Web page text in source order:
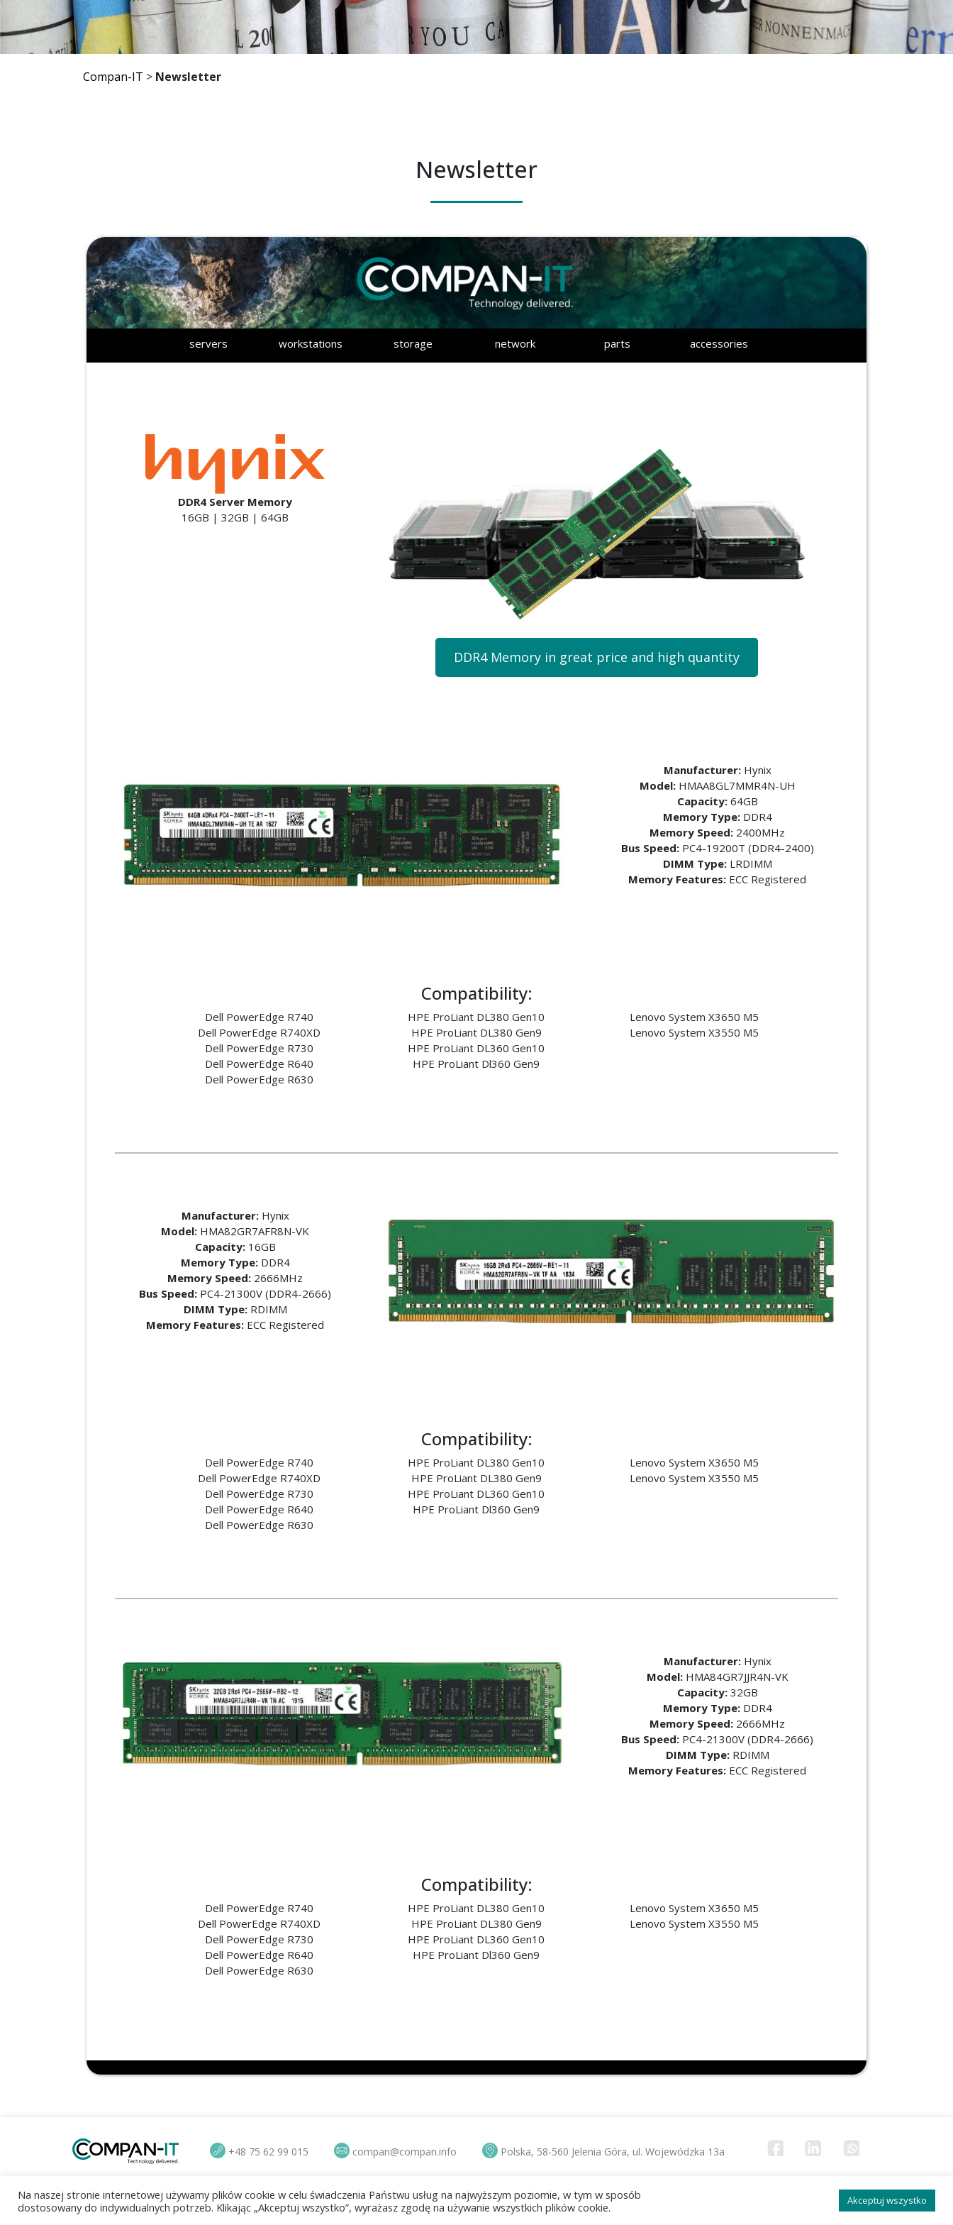
Compan-IT > Newsletter
Newsletter
servers workstations storage network parts accessories
DDR4 Server Memory
16GB | 32GB | 64GB
DDR4 Memory in great price and high quantity
Manufacturer: Hynix
Model: HMAA8GL7MMR4N-UH
Capacity:64GB
Memory Type:DDR4
Memory Speed: 2400MHz
Bus Speed:PC4-19200T (DDR4-2400)
DIMM Type:LRDIMM
Memory Features: ECC Registered
Compatibility:
Dell PowerEdge R740
Dell PowerEdge R740XD
Dell PowerEdge R730
Dell PowerEdge R640
Dell PowerEdge R630
HPE ProLiant DL380 Gen10
HPE ProLiant DL380 Gen9
HPE ProLiant DL360 Gen10
HPE ProLiant Dl360 Gen9
Lenovo System X3650 M5
Lenovo System X3550 M5
Manufacturer: Hynix
Model: HMA82GR7AFR8N-VK
Capacity:16GB
Memory Type:DDR4
Memory Speed: 2666MHz
Bus Speed: PC4-21300V (DDR4-2666)
DIMM Type:RDIMM
Memory Features: ECC Registered
Compatibility:
Dell PowerEdge R740
Dell PowerEdge R740XD
Dell PowerEdge R730
Dell PowerEdge R640
Dell PowerEdge R630
HPE ProLiant DL380 Gen10
HPE ProLiant DL380 Gen9
HPE ProLiant DL360 Gen10
HPE ProLiant Dl360 Gen9
Lenovo System X3650 M5
Lenovo System X3550 M5
Manufacturer: Hynix
Model: HMA84GR7JJR4N-VK
Capacity:32GB
Memory Type:DDR4
Memory Speed: 2666MHz
Bus Speed: PC4-21300V (DDR4-2666)
DIMM Type:RDIMM
Memory Features: ECC Registered
Compatibility:
Dell PowerEdge R740
Dell PowerEdge R740XD
Dell PowerEdge R730
Dell PowerEdge R640
Dell PowerEdge R630
HPE ProLiant DL380 Gen10
HPE ProLiant DL380 Gen9
HPE ProLiant DL360 Gen10
HPE ProLiant Dl360 Gen9
Lenovo System X3650 M5
Lenovo System X3550 M5
+48 75 62 99 015 compan@compan.info Polska, 58-560 Jelenia Góra, ul. Wojewódzka 13a
Grupa SDR-IT Polityka prywatności Newsletter Kontakt Zużyty sprzęt Zużyte baterie
Na naszej stronie internetowej używamy plików cookie w celu świadczenia Państwu usług na najwyższym poziomie, w tym w sposób
dostosowany do indywidualnych potrzeb. Klikając „Akceptuj wszystko”, wyrażasz zgodę na używanie wszystkich plików cookie.
Akceptuj wszystko